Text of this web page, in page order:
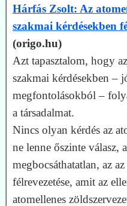
Hárfás Zsolt: Az
szakmai kérdésekben
(origo.hu)
Azt tapasztalom, hogy
szakmai kérdésekben –
megfontolásokból –
a társadalmat.
Nincs olyan kérdés az
ne lenne őszinte válasz,
megbocsáthatatlan, az
félrevezetése, amit az
atomellenes